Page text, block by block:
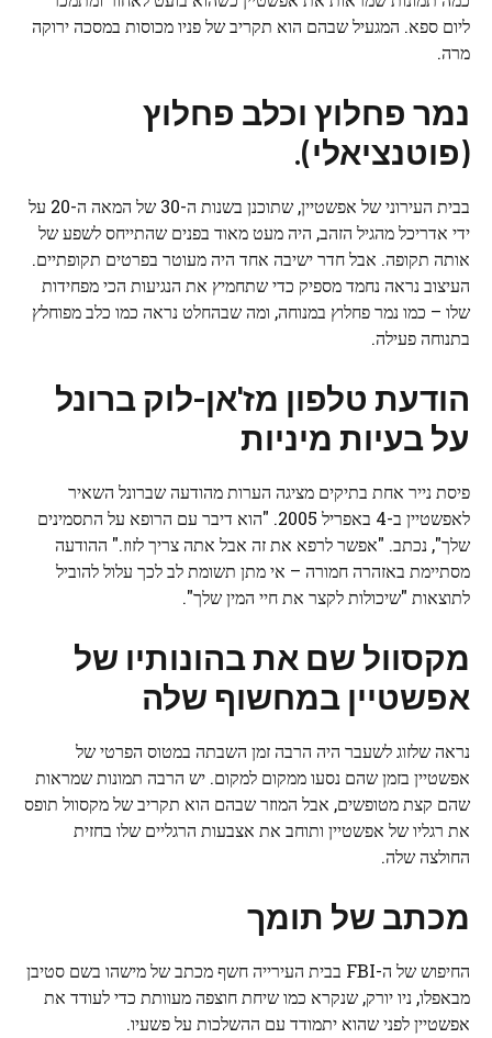
ליום ספא. המגעיל שבהם הוא תקריב של פניו מכוסות במסכה ירוקה
מרה.
נמר פחלוץ וכלב פחלוץ
(פוטנציאלי).
בבית העירוני של אפשטיין, שתוכנן בשנות ה-30 של המאה ה-20 על
ידי אדריכל מהגיל הזהב, היה מעט מאוד בפנים שהתייחס לשפע של
אותה תקופה. אבל חדר ישיבה אחד היה מעוטר בפרטים תקופתיים.
העיצוב נראה נחמד מספיק כדי שתחמיץ את הנגיעות הכי מפחידות
שלו – כמו נמר פחלוץ במנוחה, ומה שבהחלט נראה כמו כלב מפוחלץ
בתנוחה פעילה.
הודעת טלפון מז'אן-לוק ברונל
על בעיות מיניות
פיסת נייר אחת בתיקים מציגה הערות מהודעה שברונל השאיר
לאפשטיין ב-4 באפריל 2005. "הוא דיבר עם הרופא על התסמינים
שלך", נכתב. "אפשר לרפא את זה אבל אתה צריך לזוז." ההודעה
מסתיימת באזהרה חמורה – אי מתן תשומת לב לכך עלול להוביל
לתוצאות "שיכולות לקצר את חיי המין שלך".
מקסוול שם את בהונותיו של
אפשטיין במחשוף שלה
נראה שלזוג לשעבר היה הרבה זמן השבתה במטוס הפרטי של
אפשטיין בזמן שהם נסעו ממקום למקום. יש הרבה תמונות שמראות
שהם קצת מטופשים, אבל המוזר שבהם הוא תקריב של מקסוול תופס
את רגליו של אפשטיין ותוחב את אצבעות הרגליים שלו בחזית
החולצה שלה.
מכתב של תומך
החיפוש של ה-FBI בבית העירייה חשף מכתב של מישהו בשם סטיבן
מבאפלו, ניו יורק, שנקרא כמו שיחת חוצפה מעוותת כדי לעודד את
אפשטיין לפני שהוא יתמודד עם ההשלכות על פשעיו.